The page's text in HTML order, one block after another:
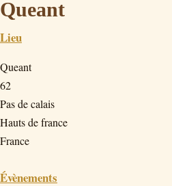
Queant
Lieu
Queant
62
Pas de calais
Hauts de france
France
Évènements